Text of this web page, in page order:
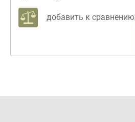
добавить к сравнению